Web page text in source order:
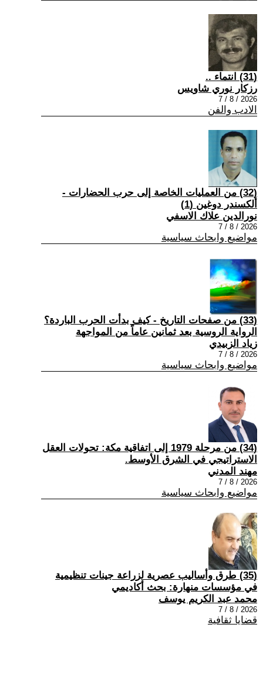
(31) انتماء ..
رزكار نوري شاويس
2026 / 8 / 7
الادب والفن
(32) من العمليات الخاصة إلى حرب الحضارات -
ألكسندر دوغين (1)
نورالدين علاك الاسفي
2026 / 8 / 7
مواضيع وابحاث سياسية
(33) من صفحات التاريخ - كيف بدأت الحرب الباردة؟
الرواية الروسية بعد ثمانين عاماً من المواجهة
زياد الزبيدي
2026 / 8 / 7
مواضيع وابحاث سياسية
(34) من مرحلة 1979 إلى اتفاقية مكة: تحولات العقل
الاستراتيجي في الشرق الأوسط.
مهند المدني
2026 / 8 / 7
مواضيع وابحاث سياسية
(35) طرق وأساليب عصرية لزراعة جينات تنظيمية
في مؤسسات منهارة: بحث أكاديمي
محمد عبد الكريم يوسف
2026 / 8 / 7
قضايا ثقافية